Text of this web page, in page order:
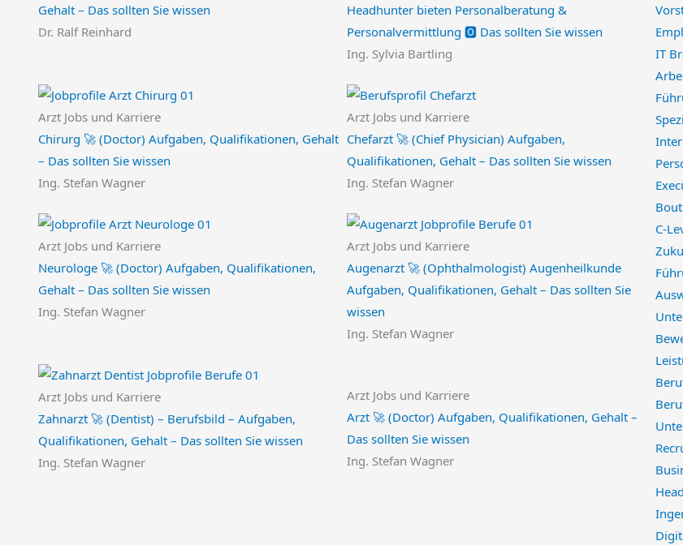
Gehalt – Das sollten Sie wissen
Dr. Ralf Reinhard
Headhunter bieten Personalberatung &
Personalvermittlung 🅾️ Das sollten Sie wissen
Ing. Sylvia Bartling
Arzt Jobs und Karriere
Chirurg 🚀 (Doctor) Aufgaben, Qualifikationen, Gehalt
– Das sollten Sie wissen
Ing. Stefan Wagner
Arzt Jobs und Karriere
Chefarzt 🚀 (Chief Physician) Aufgaben,
Qualifikationen, Gehalt – Das sollten Sie wissen
Ing. Stefan Wagner
Arzt Jobs und Karriere
Neurologe 🚀 (Doctor) Aufgaben, Qualifikationen,
Gehalt – Das sollten Sie wissen
Ing. Stefan Wagner
Arzt Jobs und Karriere
Augenarzt 🚀 (Ophthalmologist) Augenheilkunde
Aufgaben, Qualifikationen, Gehalt – Das sollten Sie
wissen
Ing. Stefan Wagner
Arzt Jobs und Karriere
Zahnarzt 🚀 (Dentist) – Berufsbild – Aufgaben,
Qualifikationen, Gehalt – Das sollten Sie wissen
Ing. Stefan Wagner
Arzt Jobs und Karriere
Arzt 🚀 (Doctor) Aufgaben, Qualifikationen, Gehalt –
Das sollten Sie wissen
Ing. Stefan Wagner
IT
C-